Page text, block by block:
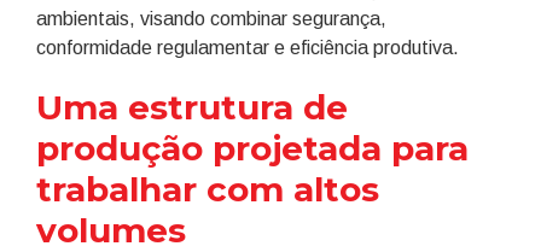
ambientais, visando combinar segurança,
conformidade regulamentar e eficiência produtiva.
Uma estrutura de
produção projetada para
trabalhar com altos
volumes